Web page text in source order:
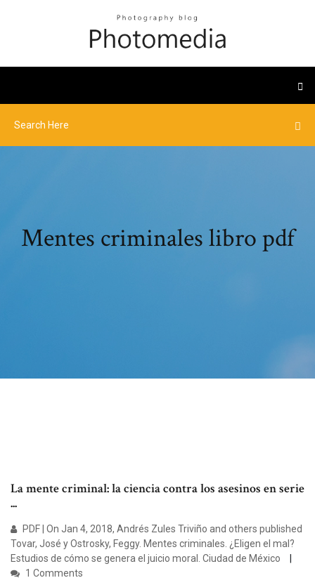
Mentes criminales libro pdf
La mente criminal: la ciencia contra los asesinos en serie
...
PDF | On Jan 4, 2018, Andrés Zules Triviño and others published
Tovar, José y Ostrosky, Feggy. Mentes criminales. ¿Eligen el mal?
Estudios de cómo se genera el juicio moral. Ciudad de México
1 Comments